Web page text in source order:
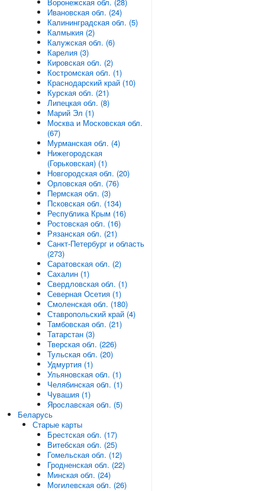
Ивановская обл. (24)
Калининградская обл. (5)
Калмыкия (2)
Калужская обл. (6)
Карелия (3)
Кировская обл. (2)
Костромская обл. (1)
Краснодарский край (10)
Курская обл. (21)
Липецкая обл. (8)
Марий Эл (1)
Москва и Московская обл.
(67)
Мурманская обл. (4)
Нижегородская
(Горьковская) (1)
Новгородская обл. (20)
Орловская обл. (76)
Пермская обл. (3)
Псковская обл. (134)
Республика Крым (16)
Ростовская обл. (16)
Рязанская обл. (21)
Санкт-Петербург и область
(273)
Саратовская обл. (2)
Сахалин (1)
Свердловская обл. (1)
Северная Осетия (1)
Смоленская обл. (180)
Ставропольский край (4)
Тамбовская обл. (21)
Татарстан (3)
Тверская обл. (226)
Тульская обл. (20)
Удмуртия (1)
Ульяновская обл. (1)
Челябинская обл. (1)
Чувашия (1)
Ярославская обл. (5)
Беларусь
Старые карты
Брестская обл. (17)
Витебская обл. (25)
Гомельская обл. (12)
Гродненская обл. (22)
Минская обл. (24)
Могилевская обл. (26)